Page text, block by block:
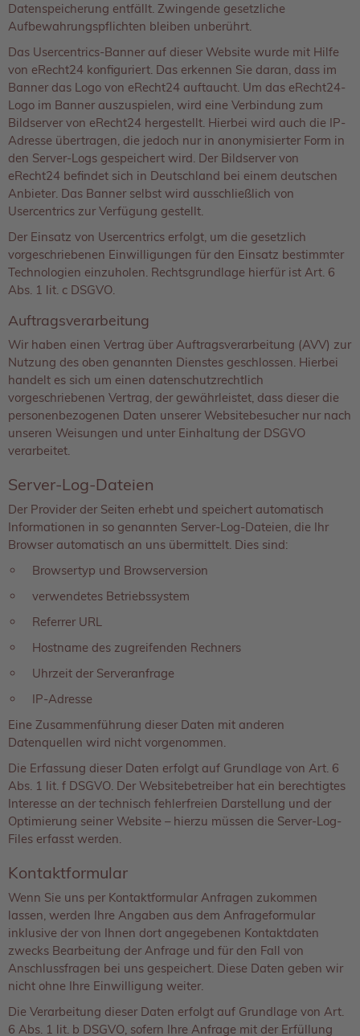
Datenspeicherung entfällt. Zwingende gesetzliche
Aufbewahrungspflichten bleiben unberührt.
Das Usercentrics-Banner auf dieser Website wurde mit Hilfe
von eRecht24 konfiguriert. Das erkennen Sie daran, dass im
Banner das Logo von eRecht24 auftaucht. Um das eRecht24-
Logo im Banner auszuspielen, wird eine Verbindung zum
Bildserver von eRecht24 hergestellt. Hierbei wird auch die IP-
Adresse übertragen, die jedoch nur in anonymisierter Form in
den Server-Logs gespeichert wird. Der Bildserver von
eRecht24 befindet sich in Deutschland bei einem deutschen
Anbieter. Das Banner selbst wird ausschließlich von
Usercentrics zur Verfügung gestellt.
Der Einsatz von Usercentrics erfolgt, um die gesetzlich
vorgeschriebenen Einwilligungen für den Einsatz bestimmter
Technologien einzuholen. Rechtsgrundlage hierfür ist Art. 6
Abs. 1 lit. c DSGVO.
Auftragsverarbeitung
Wir haben einen Vertrag über Auftragsverarbeitung (AVV) zur
Nutzung des oben genannten Dienstes geschlossen. Hierbei
handelt es sich um einen datenschutzrechtlich
vorgeschriebenen Vertrag, der gewährleistet, dass dieser die
personenbezogenen Daten unserer Websitebesucher nur nach
unseren Weisungen und unter Einhaltung der DSGVO
verarbeitet.
Server-Log-Dateien
Der Provider der Seiten erhebt und speichert automatisch
Informationen in so genannten Server-Log-Dateien, die Ihr
Browser automatisch an uns übermittelt. Dies sind:
Browsertyp und Browserversion
verwendetes Betriebssystem
Referrer URL
Hostname des zugreifenden Rechners
Uhrzeit der Serveranfrage
IP-Adresse
Eine Zusammenführung dieser Daten mit anderen
Datenquellen wird nicht vorgenommen.
Die Erfassung dieser Daten erfolgt auf Grundlage von Art. 6
Abs. 1 lit. f DSGVO. Der Websitebetreiber hat ein berechtigtes
Interesse an der technisch fehlerfreien Darstellung und der
Optimierung seiner Website – hierzu müssen die Server-Log-
Files erfasst werden.
Kontaktformular
Wenn Sie uns per Kontaktformular Anfragen zukommen
lassen, werden Ihre Angaben aus dem Anfrageformular
inklusive der von Ihnen dort angegebenen Kontaktdaten
zwecks Bearbeitung der Anfrage und für den Fall von
Anschlussfragen bei uns gespeichert. Diese Daten geben wir
nicht ohne Ihre Einwilligung weiter.
Die Verarbeitung dieser Daten erfolgt auf Grundlage von Art.
6 Abs. 1 lit. b DSGVO, sofern Ihre Anfrage mit der Erfüllung